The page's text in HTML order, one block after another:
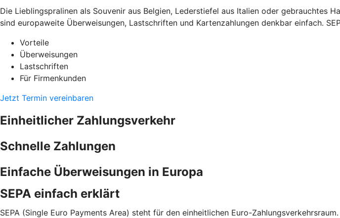
Die Lieblingspralinen als Souvenir aus Belgien, Lederstiefel aus Italien oder gebrauchtes
sind europaweite Überweisungen, Lastschriften und Kartenzahlungen denkbar einfach.
Vorteile
Überweisungen
Lastschriften
Für Firmenkunden
Jetzt Termin vereinbaren
Einheitlicher Zahlungsverkehr
Schnelle Zahlungen
Einfache Überweisungen in Europa
SEPA einfach erklärt
SEPA (Single Euro Payments Area) steht für den einheitlichen Euro-